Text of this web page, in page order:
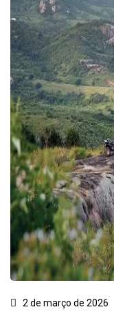
2 de março de 2026